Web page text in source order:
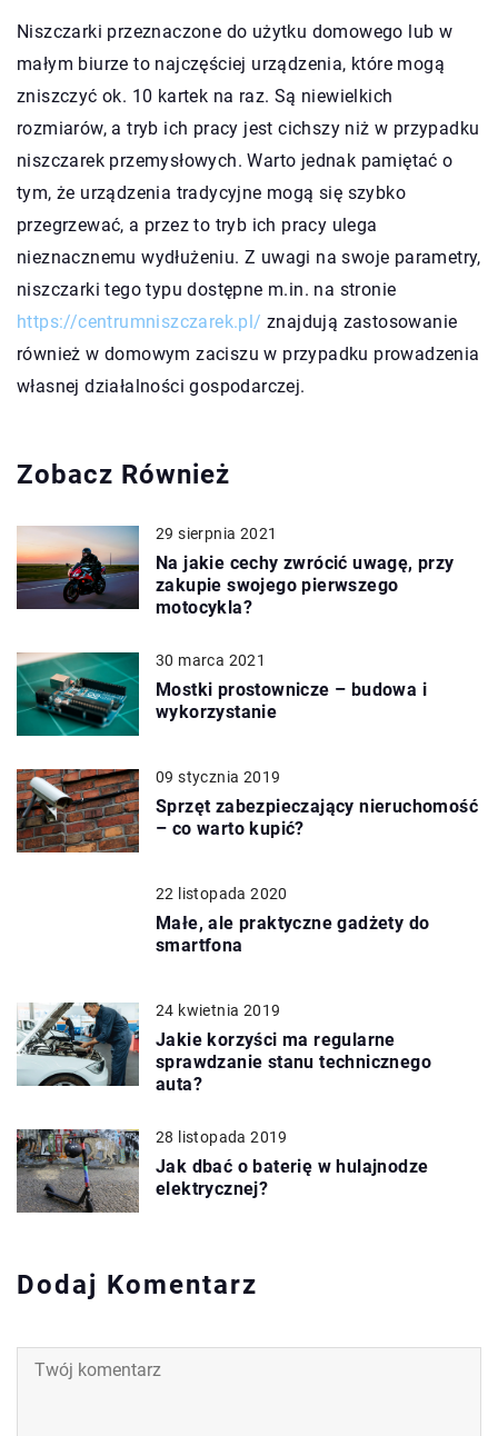
Niszczarki przeznaczone do użytku domowego lub w
małym biurze to najczęściej urządzenia, które mogą
zniszczyć ok. 10 kartek na raz. Są niewielkich
rozmiarów, a tryb ich pracy jest cichszy niż w przypadku
niszczarek przemysłowych. Warto jednak pamiętać o
tym, że urządzenia tradycyjne mogą się szybko
przegrzewać, a przez to tryb ich pracy ulega
nieznacznemu wydłużeniu. Z uwagi na swoje parametry,
niszczarki tego typu dostępne m.in. na stronie
https://centrumniszczarek.pl/ znajdują zastosowanie
również w domowym zaciszu w przypadku prowadzenia
własnej działalności gospodarczej.
Zobacz Również
29 sierpnia 2021
Na jakie cechy zwrócić uwagę, przy
zakupie swojego pierwszego
motocykla?
30 marca 2021
Mostki prostownicze – budowa i
wykorzystanie
09 stycznia 2019
Sprzęt zabezpieczający nieruchomość
– co warto kupić?
22 listopada 2020
Małe, ale praktyczne gadżety do
smartfona
24 kwietnia 2019
Jakie korzyści ma regularne
sprawdzanie stanu technicznego
auta?
28 listopada 2019
Jak dbać o baterię w hulajnodze
elektrycznej?
Dodaj Komentarz